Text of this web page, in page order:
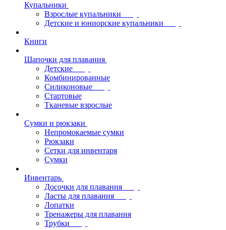
Купальники
Взрослые купальники
Детские и юниорские купальники
Книги
Шапочки для плавания
Детские
Комбинированные
Силиконовые
Стартовые
Тканевые взрослые
Сумки и рюкзаки
Непромокаемые сумки
Рюкзаки
Сетки для инвентаря
Сумки
Инвентарь
Досочки для плавания
Ласты для плавания
Лопатки
Тренажеры для плавания
Трубки